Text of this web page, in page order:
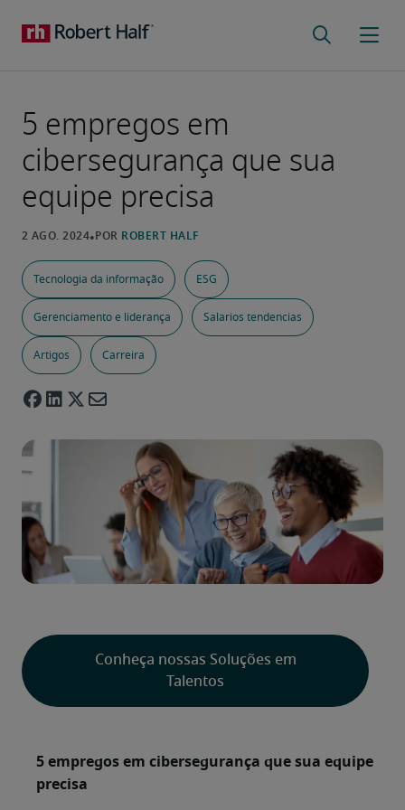
5 empregos em
cibersegurança que sua
equipe precisa
Tecnologia da informação ESG
Gerenciamento e liderança Salarios tendencias
Artigos Carreira
Conheça nossas Soluções em
Talentos
5 empregos em cibersegurança que sua equipe
precisa